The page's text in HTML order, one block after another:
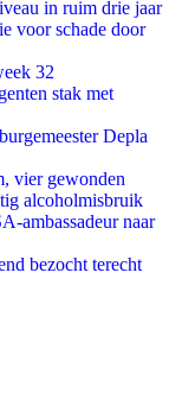
in ruim drie jaar
voor schade door
32
stak met
Depla
vier gewonden
alcoholmisbruik
ambassadeur naar
bezocht terecht